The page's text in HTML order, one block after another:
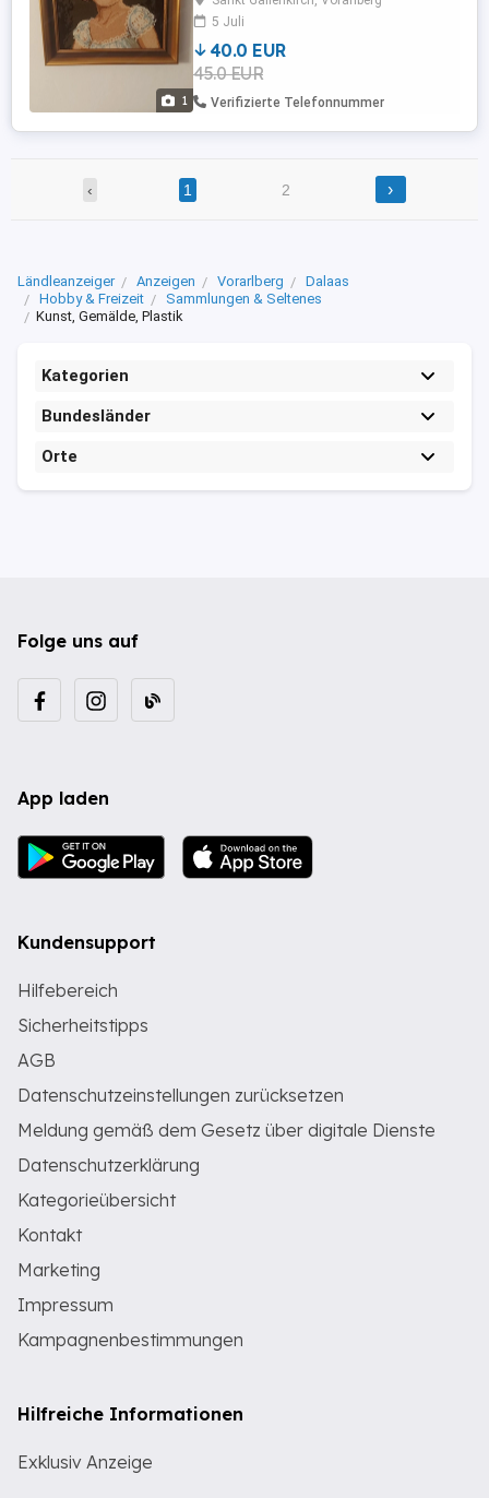
1
5 Juli
40.0 EUR
45.0 EUR
Verifizierte Telefonnummer
‹ 1 2 ›
Ländleanzeiger Anzeigen Vorarlberg
Dalaas
Hobby & Freizeit
Sammlungen & Seltenes
Kunst, Gemälde, Plastik
Kategorien
Bundesländer
Orte
Folge uns auf
App laden
Kundensupport
Hilfebereich
Sicherheitstipps
AGB
Datenschutzeinstellungen zurücksetzen
Meldung gemäß dem Gesetz über digitale Dienste
Datenschutzerklärung
Kategorieübersicht
Kontakt
Marketing
Impressum
Kampagnenbestimmungen
Hilfreiche Informationen
Exklusiv Anzeige